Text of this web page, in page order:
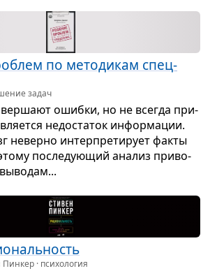
по мето­ди­кам спец­
задач
ошибки, но не все­гда при­
недо­ста­ток инфор­ма­ции.
неверно интер­пре­ти­рует факты
после­ду­ю­щий ана­лиз при­во­
· психология